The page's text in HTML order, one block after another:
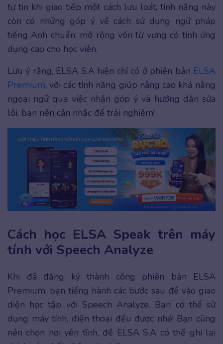
tự tin khi giao tiếp một cách lưu loát, tính năng này
còn có những góp ý về cách sử dụng ngữ pháp
tiếng Anh chuẩn, mở rộng vốn từ vựng có tính ứng
dụng cao cho học viên.
Lưu ý rằng, ELSA S.A hiện chỉ có ở phiên bản ELSA
Premium, với các tính năng giúp nâng cao khả năng
ngoại ngữ qua việc nhận góp ý và hướng dẫn sửa
lỗi, bạn nên cân nhắc để trải nghiệm!
Cách học ELSA Speak trên máy
tính với Speech Analyze
Khi đã đăng ký thành công phiên bản ELSA
Premium, bạn tiếng hành các bước sau để vào giao
diện học tập với Speech Analyze. Bạn có thể sử
dụng máy tính, điện thoại đều được nhé! Bạn cũng
nên chọn nơi yên tĩnh, đề ELSA S.A có thể ghi lại